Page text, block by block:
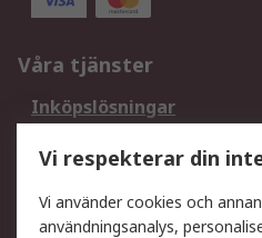
Våra tjänster
Inköpslösningar
DesignSpark
Ditt lokala säljteam
Vi respekterar din
Vi använder cookies och
användningsanalys,